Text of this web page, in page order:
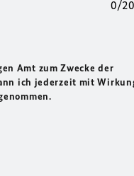
0/
Amt zum Zwecke der
ich jederzeit mit